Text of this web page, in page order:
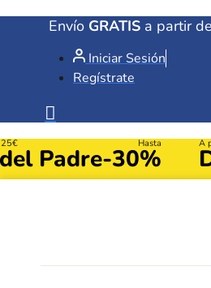
Envío GRATIS a partir
Iniciar Sesión
Regístrate
Padre
Hasta
-30%
A